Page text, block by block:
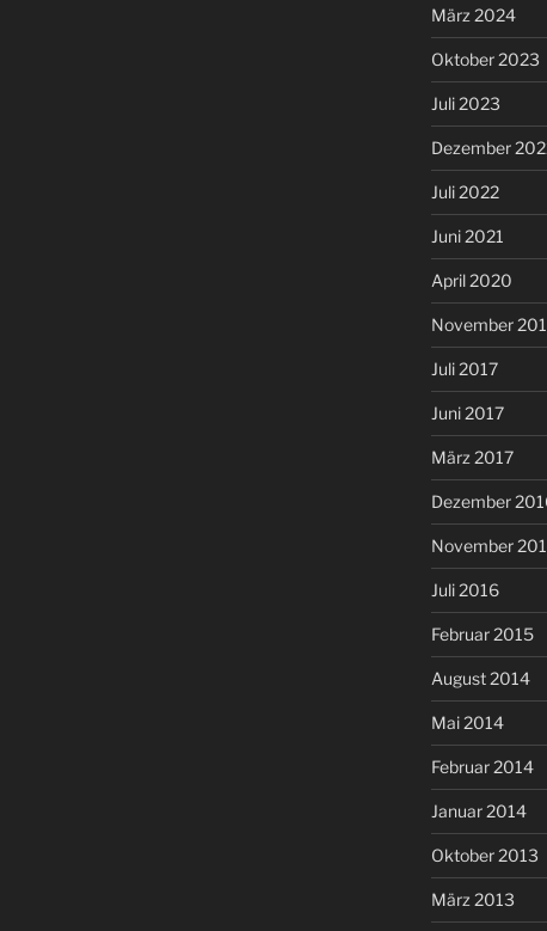
März 2024
Oktober 2023
Juli 2023
Dezember
Juli 2022
Juni 2021
April 2020
November
Juli 2017
Juni 2017
März 2017
Dezember
November
Juli 2016
Februar 2015
August 2014
Mai 2014
Februar 2014
Januar 2014
Oktober 2013
März 2013